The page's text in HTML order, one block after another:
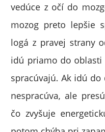
vedúce z očí do
mozog preto lepšie
logá z pravej strany
idú priamo do oblasti
spracúvajú. Ak idú
nespracúva, ale
čo zvyšuje